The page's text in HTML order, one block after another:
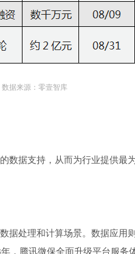
数据来源：零壹智库
据支持，从而为行业提供最
据处理和计算场景。数据应用
，腾讯微保全面升级平台服务